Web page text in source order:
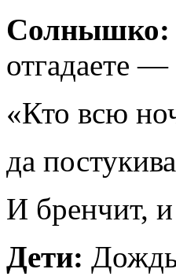
Солнышко:
отгадаете
«Кто всю
да
И бренчит,
Дети: